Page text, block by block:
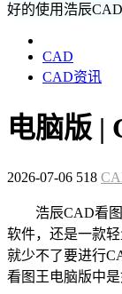
好的使用浩辰CAD
CAD
CAD资讯
电脑版 |
2026-07-06 518
浩辰CAD看图
软件，还是一款
就少不了要进行
看图王电脑版中